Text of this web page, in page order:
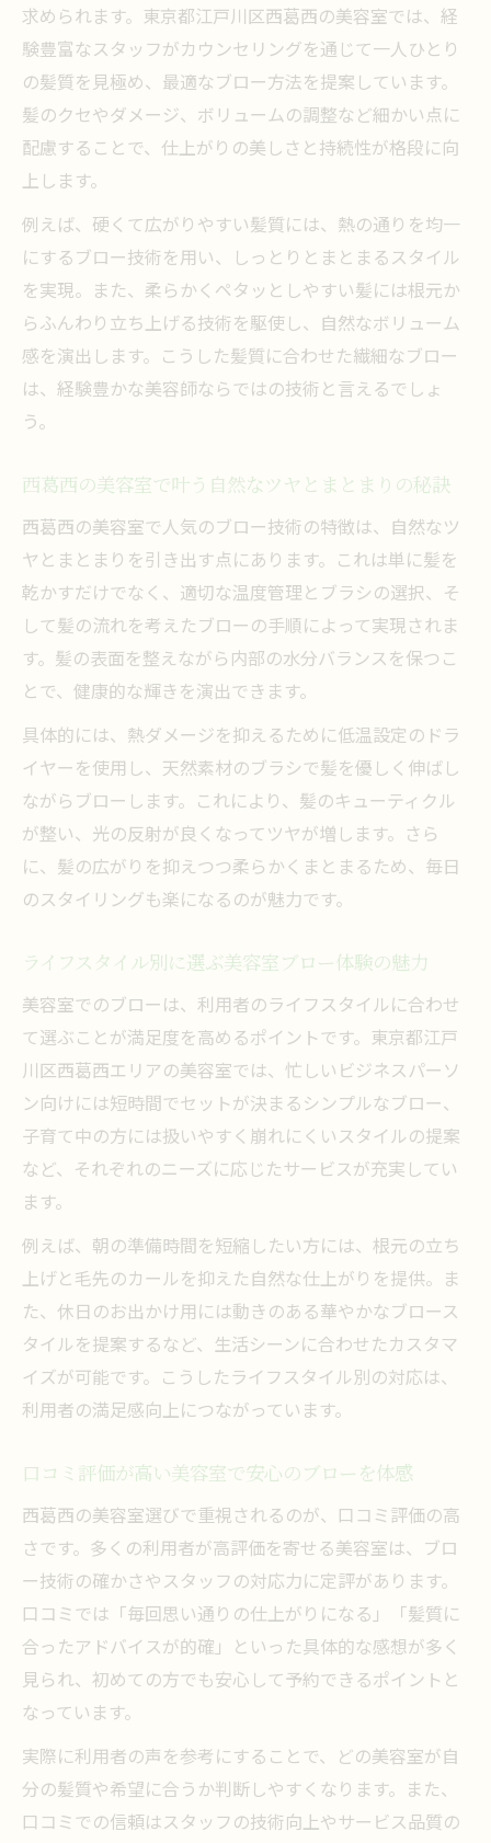
時短にも最適な美容室ブローの賢い使い方
ビジネスマンに嬉しい美容室ブローのポイ
ント
美容室の予約で忙しい日も簡単にブローを
体験
術
効率重視の方におすすめの美容室ブロー活
用法
美容室なら個性に合ったブローで新しい自
する方法
美容室ブローが叶える理想のヘアスタイル
とは
希望を伝えやすい美容室ブローのオーダー
方法
美容室のプロが教える似合うブローの選び
方
メンズにもおすすめしたい美容室ブローの選び
方
男性も美容室ブローで清潔感アップを実感
メンズスタイルに最適な美容室ブローの特
徴
美容室で受けるメンズ向けブローのポイン
西葛西で人気の美容室ブローを男性目線で
比較
美容室ブローで手軽に印象を変えるコツ
ブローとカットの違いを徹底比較して解説
美容室でのブローとカットを上手に使い分
ける方法
髪型の持ちが変わる美容室ブローとカット
の関係
美容室ならではのブローのメリットを徹底
丁寧なカウンセリングが光る美容室のブロー術
美容室で受けるカウンセリングがブローの
仕上がりを左右
髪質や悩みに寄り添う美容室のブロー提案
とは
美容室のカウンセリングで理想のブローを
実現
初めてでも安心できる美容室ブローの相談
ポイント
美容室のカウンセリング力で差が出るブロ
ー体験
求められます。東京都江戸川区西葛西の美容室では、経
験豊富なスタッフがカウンセリングを通じて一人ひとり
の髪質を見極め、最適なブロー方法を提案しています。
髪のクセやダメージ、ボリュームの調整など細かい点に
配慮することで、仕上がりの美しさと持続性が格段に向
上します。
例えば、硬くて広がりやすい髪質には、熱の通りを均一
にするブロー技術を用い、しっとりとまとまるスタイル
を実現。また、柔らかくペタッとしやすい髪には根元か
らふんわり立ち上げる技術を駆使し、自然なボリューム
感を演出します。こうした髪質に合わせた繊細なブロー
は、経験豊かな美容師ならではの技術と言えるでしょ
う。
西葛西の美容室で叶う自然なツヤとまとまりの秘訣
西葛西の美容室で人気のブロー技術の特徴は、自然なツ
ヤとまとまりを引き出す点にあります。これは単に髪を
乾かすだけでなく、適切な温度管理とブラシの選択、そ
して髪の流れを考えたブローの手順によって実現されま
す。髪の表面を整えながら内部の水分バランスを保つこ
とで、健康的な輝きを演出できます。
具体的には、熱ダメージを抑えるために低温設定のドラ
イヤーを使用し、天然素材のブラシで髪を優しく伸ばし
ながらブローします。これにより、髪のキューティクル
が整い、光の反射が良くなってツヤが増します。さら
に、髪の広がりを抑えつつ柔らかくまとまるため、毎日
のスタイリングも楽になるのが魅力です。
ライフスタイル別に選ぶ美容室ブロー体験の魅力
美容室でのブローは、利用者のライフスタイルに合わせ
て選ぶことが満足度を高めるポイントです。東京都江戸
川区西葛西エリアの美容室では、忙しいビジネスパーソ
ン向けには短時間でセットが決まるシンプルなブロー、
子育て中の方には扱いやすく崩れにくいスタイルの提案
など、それぞれのニーズに応じたサービスが充実してい
ます。
例えば、朝の準備時間を短縮したい方には、根元の立ち
上げと毛先のカールを抑えた自然な仕上がりを提供。ま
た、休日のお出かけ用には動きのある華やかなブロース
タイルを提案するなど、生活シーンに合わせたカスタマ
イズが可能です。こうしたライフスタイル別の対応は、
利用者の満足感向上につながっています。
口コミ評価が高い美容室で安心のブローを体感
西葛西の美容室選びで重視されるのが、口コミ評価の高
さです。多くの利用者が高評価を寄せる美容室は、ブロ
ー技術の確かさやスタッフの対応力に定評があります。
口コミでは「毎回思い通りの仕上がりになる」「髪質に
合ったアドバイスが的確」といった具体的な感想が多く
見られ、初めての方でも安心して予約できるポイントと
なっています。
実際に利用者の声を参考にすることで、どの美容室が自
分の髪質や希望に合うか判断しやすくなります。また、
口コミでの信頼はスタッフの技術向上やサービス品質の